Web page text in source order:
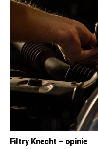
Filtry Knecht – opinie